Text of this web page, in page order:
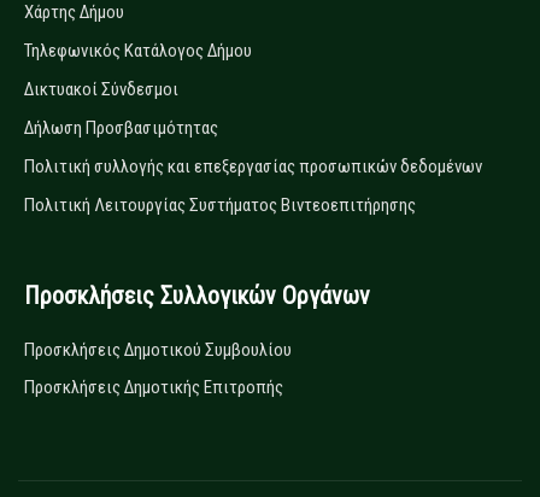
Χάρτης Δήμου
Τηλεφωνικός Κατάλογος Δήμου
Δικτυακοί Σύνδεσμοι
Δήλωση Προσβασιμότητας
Πολιτική συλλογής και επεξεργασίας προσωπικών δεδομένων
Πολιτική Λειτουργίας Συστήματος Βιντεοεπιτήρησης
Προσκλήσεις Συλλογικών Οργάνων
Προσκλήσεις Δημοτικού Συμβουλίου
Προσκλήσεις Δημοτικής Επιτροπής